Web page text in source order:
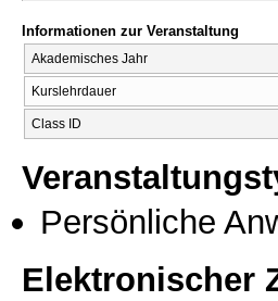
Informationen zur Veranstaltung
Akademisches Jahr
Kurslehrdauer
Class ID
Persönliche
Elektronischer